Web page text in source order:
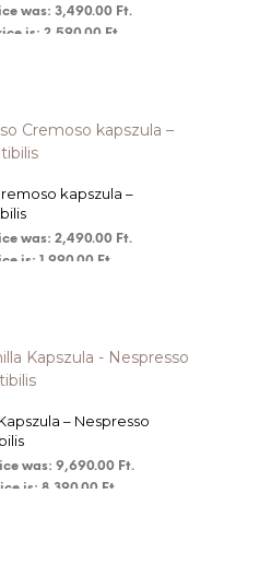
was: 3,490.00 Ft.
is: 2,590.00 Ft.
kapszula –
was: 2,490.00 Ft.
is: 1,990.00 Ft.
– Nespresso
was: 9,690.00 Ft.
is: 8,390.00 Ft.